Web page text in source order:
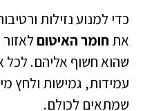
כדי למנוע נזילות
אתחומר האיטום
שהוא חשוף אליהם. לכל
עמידות, גמישות ולחץ
שמתאים לכולם.